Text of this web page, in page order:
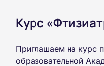
Курс
Приглашаем на курс
образовательной